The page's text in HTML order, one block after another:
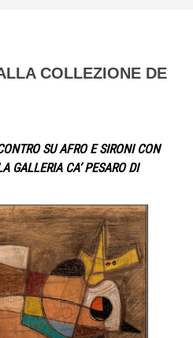
COLLEZIONE DE
SU AFRO E SIRONI CON
GALLERIA CA’ PESARO DI